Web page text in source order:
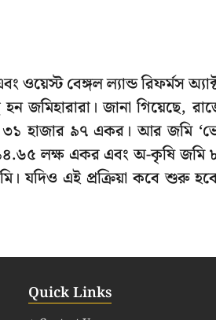
ওয়েস্ট বেঙ্গল ল্যান্ড রিফর্মস
হন জমিহারারা। জানা গিয়েছে,
হাজার ৯৭ একর। আর জমি
লক্ষ একর এবং অ-কৃষি জমি
যদিও এই প্রক্রিয়া কবে শুরু
Quick Links